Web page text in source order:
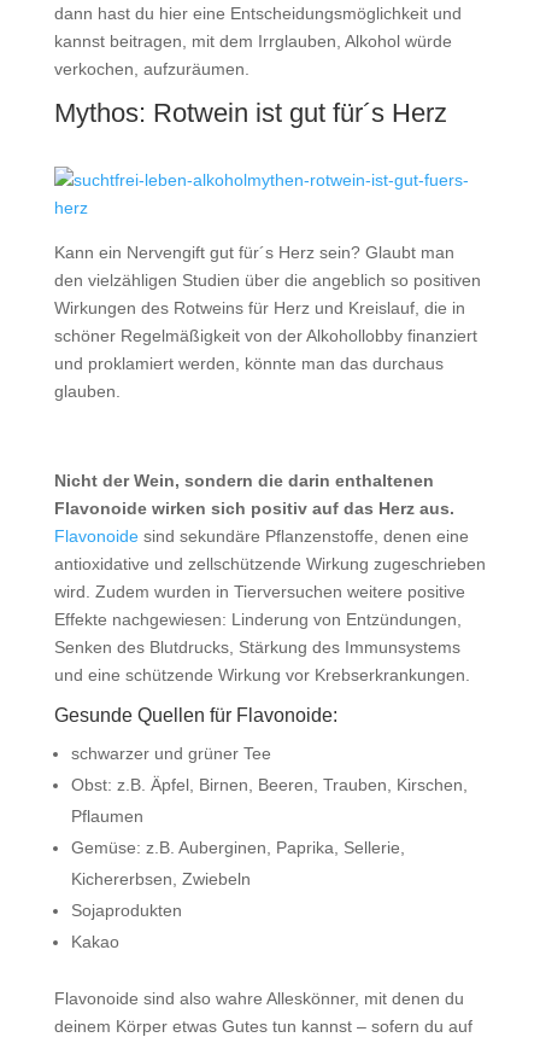
dann hast du hier eine Entscheidungsmöglichkeit und
kannst beitragen, mit dem Irrglauben, Alkohol würde
verkochen, aufzuräumen.
Mythos: Rotwein ist gut für´s Herz
Kann ein Nervengift gut für´s Herz sein? Glaubt man
den vielzähligen Studien über die angeblich so positiven
Wirkungen des Rotweins für Herz und Kreislauf, die in
schöner Regelmäßigkeit von der Alkohollobby finanziert
und proklamiert werden, könnte man das durchaus
glauben.
Nicht der Wein, sondern die darin enthaltenen
Flavonoide wirken sich positiv auf das Herz aus.
Flavonoidesind sekundäre Pflanzenstoffe, denen eine
antioxidative und zellschützende Wirkung zugeschrieben
wird. Zudem wurden in Tierversuchen weitere positive
Effekte nachgewiesen: Linderung von Entzündungen,
Senken des Blutdrucks, Stärkung des Immunsystems
und eine schützende Wirkung vor Krebserkrankungen.
Gesunde Quellen für Flavonoide:
schwarzer und grüner Tee
Obst: z.B. Äpfel, Birnen, Beeren, Trauben, Kirschen,
Pflaumen
Gemüse: z.B. Auberginen, Paprika, Sellerie,
Kichererbsen, Zwiebeln
Sojaprodukten
Kakao
Flavonoide sind also wahre Alleskönner, mit denen du
deinem Körper etwas Gutes tun kannst – sofern du auf